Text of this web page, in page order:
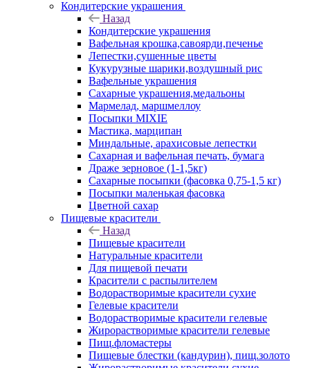
Кондитерские украшения
Назад
Кондитерские украшения
Вафельная крошка,савоярди,печенье
Лепестки,сушенные цветы
Кукурузные шарики,воздушный рис
Вафельные украшения
Сахарные украшения,медальоны
Мармелад, маршмеллоу
Посыпки MIXIE
Мастика, марципан
Миндальные, арахисовые лепестки
Сахарная и вафельная печать, бумага
Драже зерновое (1-1,5кг)
Сахарные посыпки (фасовка 0,75-1,5 кг)
Посыпки маленькая фасовка
Цветной сахар
Пищевые красители
Назад
Пищевые красители
Натуральные красители
Для пищевой печати
Красители с распылителем
Водорастворимые красители сухие
Гелевые красители
Водорастворимые красители гелевые
Жирорастворимые красители гелевые
Пищ.фломастеры
Пищевые блестки (кандурин), пищ.золото